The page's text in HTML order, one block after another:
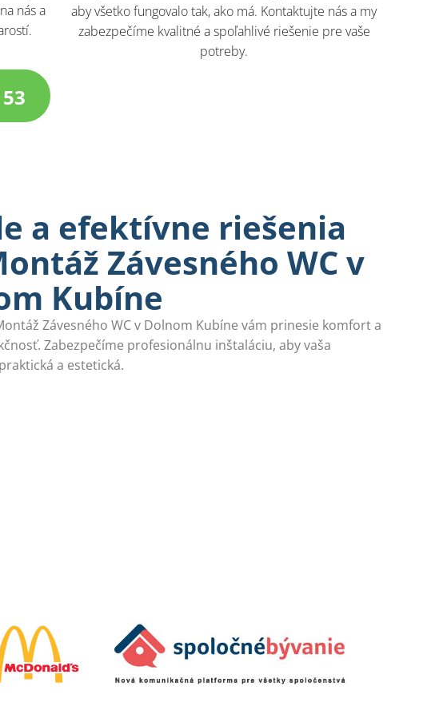
nás a
aby všetko fungovalo tak, ako má. Kontaktujte nás a my
zabezpečíme kvalitné a spoľahlivé riešenie pre vaše
potreby.
a efektívne riešenia
Závesného WC v
Kubíne
Závesného WC v Dolnom Kubíne vám prinesie komfort a
Zabezpečíme profesionálnu inštaláciu, aby vaša
a estetická.